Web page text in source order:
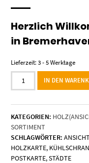
Herzlich
in
Lieferzeit:3 - 5 Werktage
Holzkarte
"Zoo
Meer
Bremerhaven"
Menge
IN DEN
KATEGORIEN:
SORTIMENT
SCHLAGWÖRTER:
HOLZKARTE,
POSTKARTE,STÄDTE